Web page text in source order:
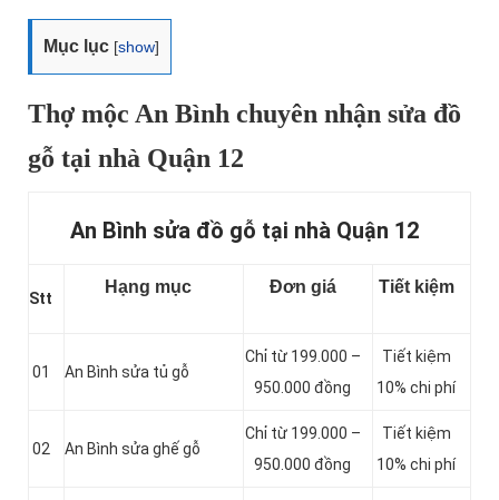
Mục lục [show]
Thợ mộc An Bình chuyên nhận sửa đồ
gỗ tại nhà Quận 12
An Bình sửa đồ gỗ tại nhà Quận 12
Stt
Hạng mục Đơn giá Tiết kiệm
01 An Bình sửa tủ gỗ
Chỉ từ 199.000 –
950.000 đồng
Tiết kiệm
10% chi phí
02 An Bình sửa ghế gỗ
Chỉ từ 199.000 –
950.000 đồng
Tiết kiệm
10% chi phí